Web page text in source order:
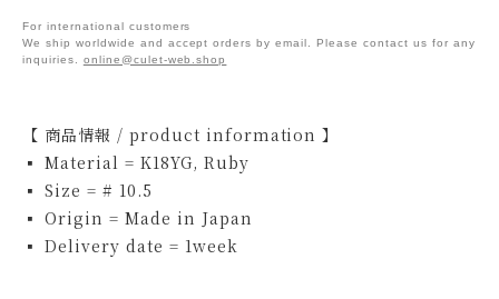
For international customers
We ship worldwide and accept orders by email. Please contact us for any
inquiries. online@culet-web.shop
【 商品情報 / product information 】
▪ Material = K18YG, Ruby
▪ Size = # 10.5
▪ Origin = Made in Japan
▪ Delivery date = 1week